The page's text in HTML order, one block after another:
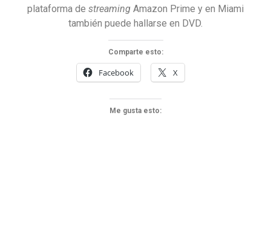
plataforma de streaming Amazon Prime y en Miami
también puede hallarse en DVD.
Comparte esto:
Facebook X
Me gusta esto: